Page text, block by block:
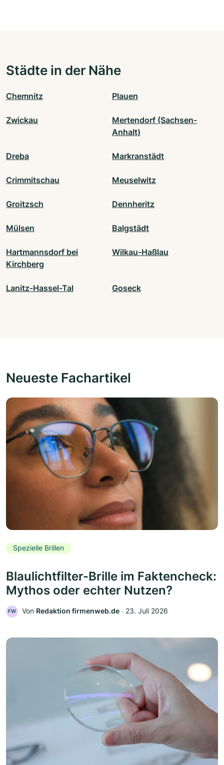
Städte in der Nähe
Chemnitz Plauen
Zwickau
Mertendorf (Sachsen-
Anhalt)
Dreba Markranstädt
Crimmitschau Meuselwitz
Groitzsch Dennheritz
Mülsen Balgstädt
Hartmannsdorf bei
Kirchberg
Wilkau-Haßlau
Lanitz-Hassel-Tal Goseck
Neueste Fachartikel
Spezielle Brillen
Blaulichtfilter-Brille im Faktencheck:
Mythos oder echter Nutzen?
FW Von Redaktion firmenweb.de ‧ 23. Juli 2026